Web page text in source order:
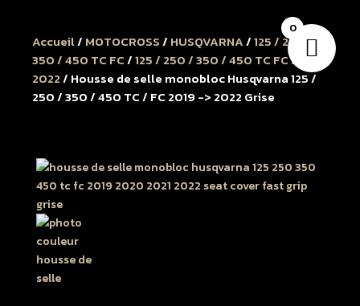
Accueil/ MOTOCROSS/ HUSQVARNA/125 / 250 /
350 / 450 TC FC/125 / 250 / 350 / 450 TC FC 2019 à
2022/ Housse de selle monobloc Husqvarna 125 /
250 / 350 / 450 TC / FC 2019 -> 2022 Grise
0